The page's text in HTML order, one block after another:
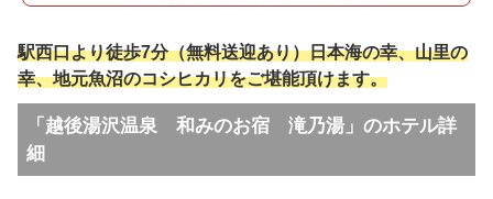
駅西口より徒歩7分（無料送迎あり）日本海の幸、山里の
幸、地元魚沼のコシヒカリをご堪能頂けます。
「越後湯沢温泉 和みのお宿 滝乃湯」のホテル詳
細